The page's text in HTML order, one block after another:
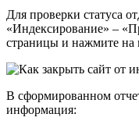
Для проверки статуса
«Индексирование» –
страницы и нажмите на
В сформированном
информация: